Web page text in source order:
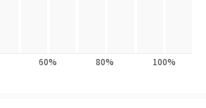
60% 80% 100%